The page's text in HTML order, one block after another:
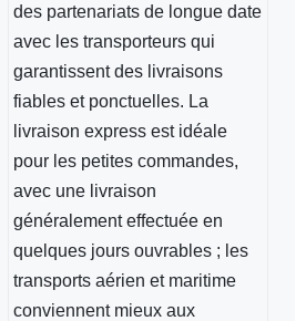
des partenariats de longue date
avec les transporteurs qui
garantissent des livraisons
fiables et ponctuelles. La
livraison express est idéale
pour les petites commandes,
avec une livraison
généralement effectuée en
quelques jours ouvrables ; les
transports aérien et maritime
conviennent mieux aux